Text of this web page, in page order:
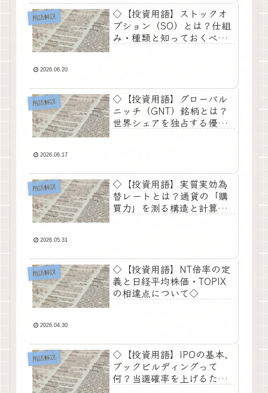
用語解説
◇【投資用語】ストックオ
プション（SO）とは？仕組
み・種類と知っておくべき
2026.06.20
用語解説
◇【投資用語】グローバル
ニッチ（GNT）銘柄とは？
世界シェアを独占する優良
2026.06.17
用語解説
◇【投資用語】実質実効為
替レートとは？通貨の「購
買力」を測る構造と計算の
2026.05.31
用語解説
◇【投資用語】NT倍率の定
義と日経平均株価・TOPIX
の相違点について◇
2026.04.30
用語解説
◇【投資用語】IPOの基本、
ブックビルディングって
何？当選確率を上げるため